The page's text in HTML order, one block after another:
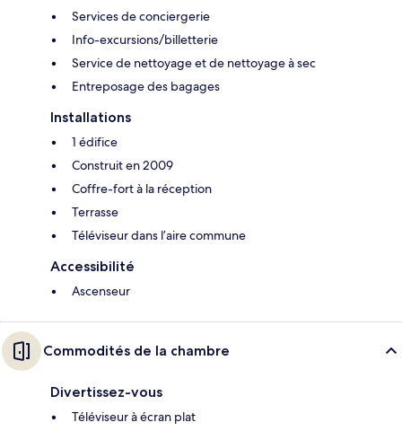
Services de conciergerie
Info-excursions/billetterie
Service de nettoyage et de nettoyage à sec
Entreposage des bagages
Installations
1 édifice
Construit en 2009
Coffre-fort à la réception
Terrasse
Téléviseur dans l’aire commune
Accessibilité
Ascenseur
Commodités de la chambre
Divertissez-vous
Téléviseur à écran plat